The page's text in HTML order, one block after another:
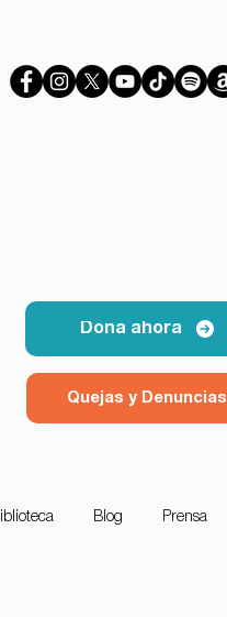
Dona ahora
Quejas y Denuncias
Blog Prensa